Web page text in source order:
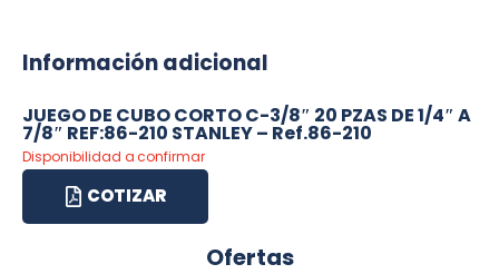
Información adicional
JUEGO DE CUBO CORTO C-3/8″ 20 PZAS DE 1/4″ A
7/8″ REF:86-210 STANLEY – Ref.86-210
Disponibilidad a confirmar
COTIZAR
Ofertas